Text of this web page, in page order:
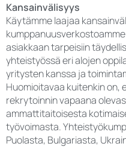
Kansainvälisyys
Käytämme laajaa
asiakkaan tarpeisiin
yhteistyössä eri alojen
yritysten kanssa ja
Huomioitavaa kuitenkin on,
rekrytoinnin vapaana
ammattitaitoisesta
työvoimasta.
Puolasta, Bulgariasta,